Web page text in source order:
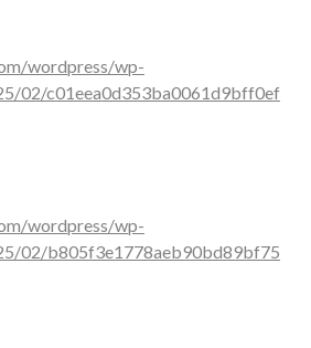
wordpress/wp-
02/c01eea0d353ba0061d9bff0ef
wordpress/wp-
02/b805f3e1778aeb90bd89bf75